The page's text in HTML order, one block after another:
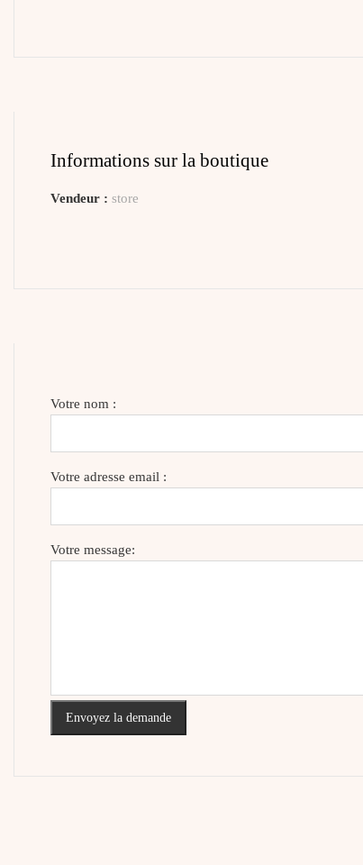
Informations sur la boutique
Vendeur : store
Votre nom :
Votre adresse email :
Votre message:
Envoyez la demande